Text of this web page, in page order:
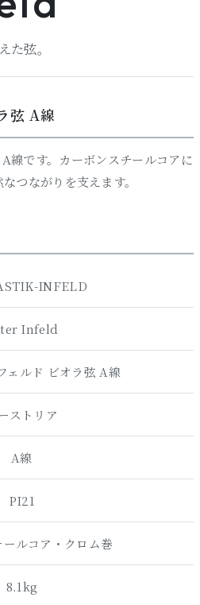
弦。
弦 A線
線です。カーボンスチールコアに
つながりを支えます。
INFELD
Infeld
ェルド ビオラ弦 A線
ストリア
A線
PI21
ルコア・クロム巻
8.1kg